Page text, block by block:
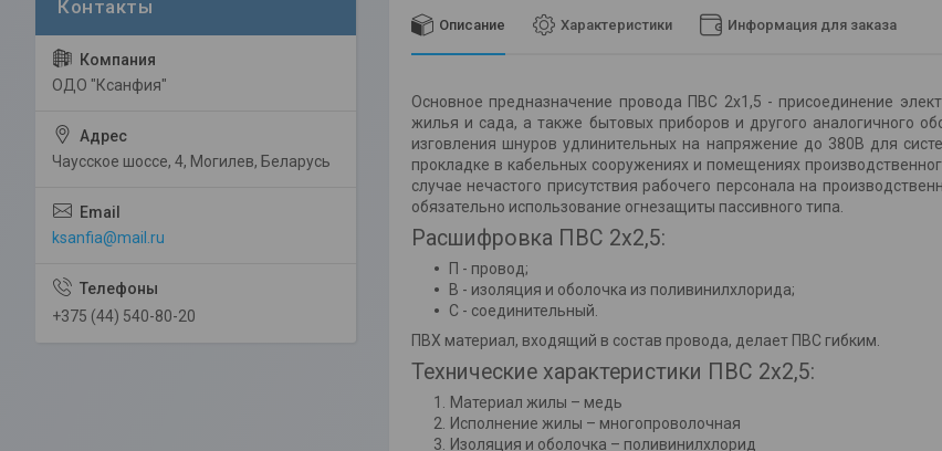
Описание Характеристики Информация для заказа
Основное предназначение провода ПВС 2х1,5 - присоединение
жилья и сада, а также бытовых приборов и другого аналогичного
изговления шнуров удлинительных на напряжение до 380В для
прокладке в кабельных сооружениях и помещениях
случае нечастого присутствия рабочего персонала на
обязательно использование огнезащиты пассивного типа.
Расшифровка ПВС 2х2,5:
П - провод;
В - изоляция и оболочка из поливинилхлорида;
С - соединительный.
ПВХ материал, входящий в состав провода, делает ПВС гибким.
Технические характеристики ПВС 2х2,5:
Материал жилы – медь
Исполнение жилы – многопроволочная
Изоляция и оболочка – поливинилхлорид
ОДО "Ксанфия"
Чаусское шоссе, 4, Могилев, Беларусь
ksanfia@mail.ru
+375 (44) 540-80-20